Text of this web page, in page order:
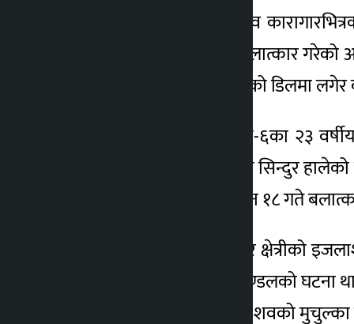
उनका अनुसार मण्डलको शव
बालिकालाई अपहरण गरी बलात्कार
तानेर ५ सय मिटर पूर्वपोखरीको डिलमा
यस्तै, हनुमाननगर कंकालिनी-६का २३
देवेन्द्रले बालिकाको सिउँदोमा सिन्दुर
। प्रहरी कार्यालयमा गत साउन १८ गते
जिल्ला न्यायाधीश हर्कबहादुर क्षेत्रीको
झुण्डिएर आत्महत्या गरेका मण्डलको घटना
। परिवारका सदस्य आएपछि शवको